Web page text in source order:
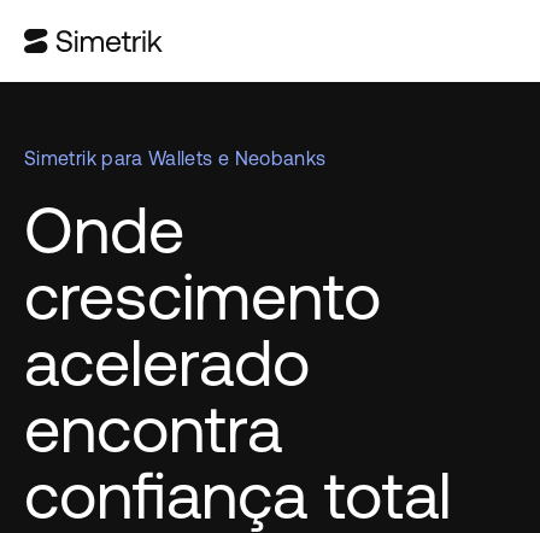
Simetrik para Wallets e Neobanks
Onde
crescimento
acelerado
encontra
confiança total